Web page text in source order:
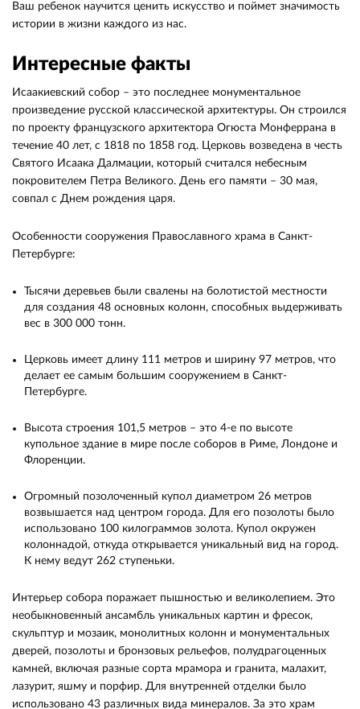
Ваш ребенок научится ценить искусство и поймет значимость
истории в жизни каждого из нас.
Интересные факты
Исаакиевский собор – это последнее монументальное
произведение русской классической архитектуры. Он строился
по проекту французского архитектора Огюста Монферрана в
течение 40 лет, с 1818 по 1858 год. Церковь возведена в честь
Святого Исаака Далмации, который считался небесным
покровителем Петра Великого. День его памяти – 30 мая,
совпал с Днем рождения царя.
Особенности сооружения Православного храма в Санкт-
Петербурге:
Тысячи деревьев были свалены на болотистой местности
для создания 48 основных колонн, способных выдерживать
вес в 300 000 тонн.
Церковь имеет длину 111 метров и ширину 97 метров, что
делает ее самым большим сооружением в Санкт-
Петербурге.
Высота строения 101,5 метров – это 4-е по высоте
купольное здание в мире после соборов в Риме, Лондоне и
Флоренции.
Огромный позолоченный купол диаметром 26 метров
возвышается над центром города. Для его позолоты было
использовано 100 килограммов золота. Купол окружен
колоннадой, откуда открывается уникальный вид на город.
К нему ведут 262 ступеньки.
Интерьер собора поражает пышностью и великолепием. Это
необыкновенный ансамбль уникальных картин и фресок,
скульптур и мозаик, монолитных колонн и монументальных
дверей, позолоты и бронзовых рельефов, полудрагоценных
камней, включая разные сорта мрамора и гранита, малахит,
лазурит, яшму и порфир. Для внутренней отделки было
использовано 43 различных вида минералов. За это храм